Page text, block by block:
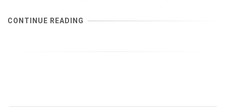
CONTINUE READING